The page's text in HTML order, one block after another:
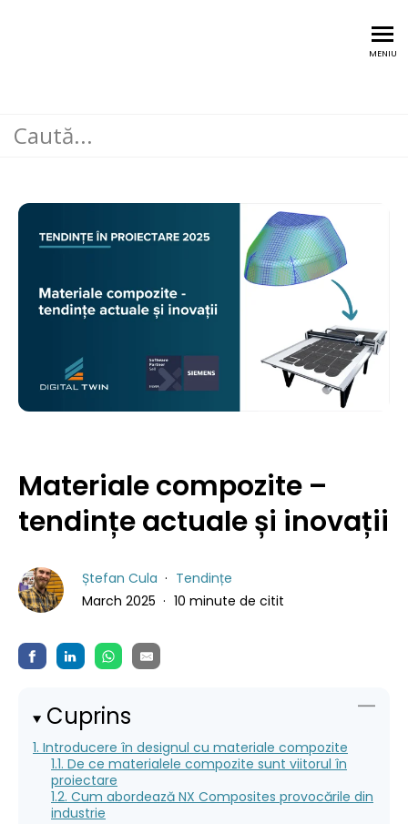
MENIU
Materiale compozite –
tendințe actuale și inovații
Ștefan Cula
Tendințe
March 2025
10 minute de citit
Cuprins
1. Introducere în designul cu materiale compozite
1.1. De ce materialele compozite sunt viitorul în
proiectare
1.2. Cum abordează NX Composites provocările din
industrie